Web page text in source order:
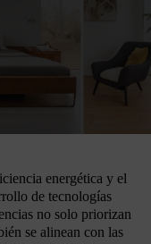
energética y el
de tecnologías
no solo priorizan
se alinean con las